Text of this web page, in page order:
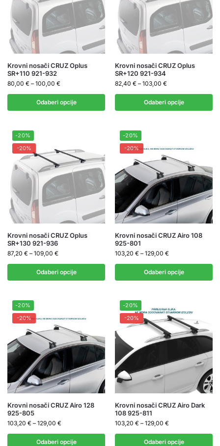
Krovni nosači CRUZ Oplus
SR+110 921-932
80,00 € – 100,00 €
Odaberi opcije
Krovni nosači CRUZ Oplus
SR+120 921-934
82,40 € – 103,00 €
Odaberi opcije
-20%
-20%
Krovni nosači CRUZ Oplus
SR+130 921-936
87,20 € – 109,00 €
Odaberi opcije
-20%
-20%
Krovni nosači CRUZ Airo 108
925-801
103,20 € – 129,00 €
Odaberi opcije
-20%
-20%
Krovni nosači CRUZ Airo 128
925-805
103,20 € – 129,00 €
Odaberi opcije
-20%
-20%
Krovni nosači CRUZ Airo Dark
108 925-811
103,20 € – 129,00 €
Odaberi opcije